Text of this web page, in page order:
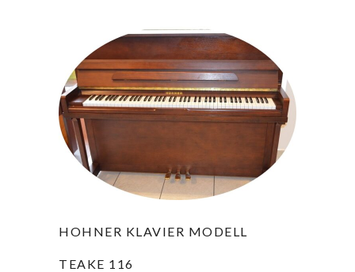
HOHNER KLAVIER MODELL
TEAKE 116